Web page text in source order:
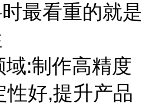
最看重的就是
:制作高精度
性好,提升产品